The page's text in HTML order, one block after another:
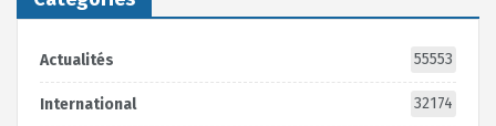
Actualités 55553
International 32174